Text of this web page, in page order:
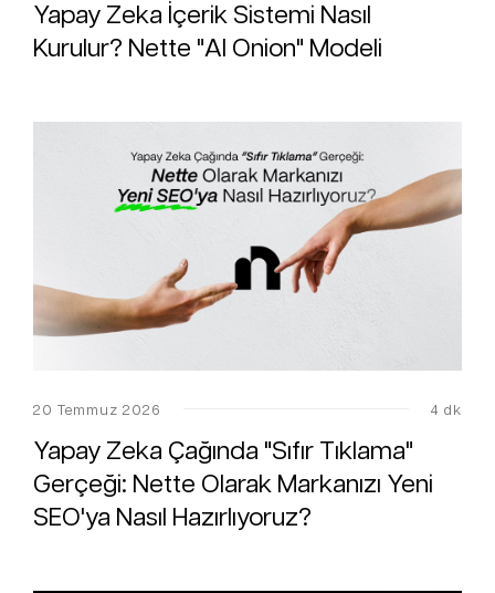
Yapay Zeka İçerik Sistemi Nasıl
Kurulur? Nette "AI Onion" Modeli
20 Temmuz 2026 4 dk
Yapay Zeka Çağında "Sıfır Tıklama"
Gerçeği: Nette Olarak Markanızı Yeni
SEO'ya Nasıl Hazırlıyoruz?